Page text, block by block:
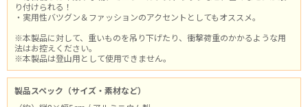
り付けられる！
・実用性バツグン＆ファッションのアクセントとしてもオススメ。
※本製品に対して、重いものを吊り下げたり、衝撃荷重のかかるような用
法はお控えください。
※本製品は登山用として使用できません。
製品スペック（サイズ・素材など）